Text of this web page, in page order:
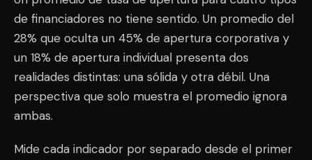
de financiadores no tiene sentido. Un promedio del
28% que oculta un 45% de apertura corporativa y
un 18% de apertura individual presenta dos
realidades distintas: una sólida y otra débil. Una
perspectiva que solo muestra el promedio ignora
ambas.
Mide cada indicador por separado desde el primer